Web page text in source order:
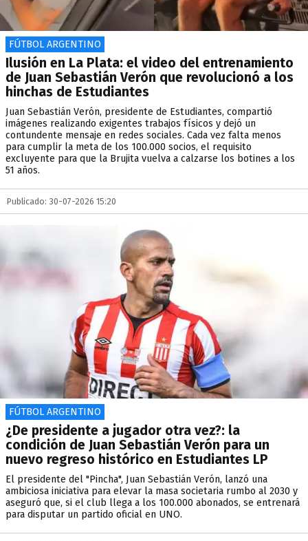
FÚTBOL ARGENTINO
Ilusión en La Plata: el video del entrenamiento
de Juan Sebastián Verón que revolucionó a los
hinchas de Estudiantes
Juan Sebastián Verón, presidente de Estudiantes, compartió
imágenes realizando exigentes trabajos físicos y dejó un
contundente mensaje en redes sociales. Cada vez falta menos
para cumplir la meta de los 100.000 socios, el requisito
excluyente para que la Brujita vuelva a calzarse los botines a los
51 años.
Publicado: 30-07-2026 15:20
FÚTBOL ARGENTINO
¿De presidente a jugador otra vez?: la
condición de Juan Sebastián Verón para un
nuevo regreso histórico en Estudiantes LP
El presidente del "Pincha", Juan Sebastián Verón, lanzó una
ambiciosa iniciativa para elevar la masa societaria rumbo al 2030 y
aseguró que, si el club llega a los 100.000 abonados, se entrenará
para disputar un partido oficial en UNO.